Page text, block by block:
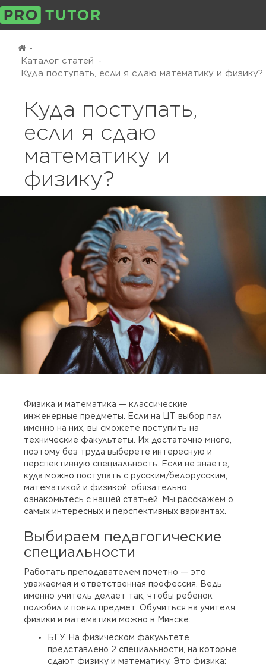
-
Каталог статей -
Куда поступать, если я сдаю математику и физику?
Куда поступать,
если я сдаю
математику и
физику?
Физика и математика — классические
инженерные предметы. Если на ЦТ выбор пал
именно на них, вы сможете поступить на
технические факультеты. Их достаточно много,
поэтому без труда выберете интересную и
перспективную специальность. Если не знаете,
куда можно поступать с русским/белорусским,
математикой и физикой, обязательно
ознакомьтесь с нашей статьей. Мы расскажем о
самых интересных и перспективных вариантах.
Выбираем педагогические
специальности
Работать преподавателем почетно — это
уважаемая и ответственная профессия. Ведь
именно учитель делает так, чтобы ребенок
полюбил и понял предмет. Обучиться на учителя
физики и математики можно в Минске:
БГУ. На физическом факультете
представлено 2 специальности, на которые
сдают физику и математику. Это физика: